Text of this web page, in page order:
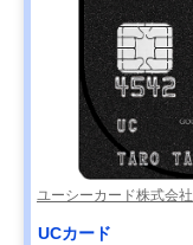
ユーシーカード株式会社
UCカード